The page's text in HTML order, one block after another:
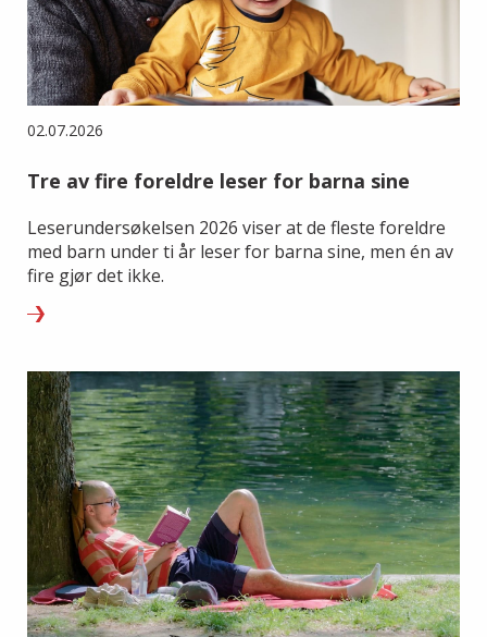
02.07.2026
Tre av fire foreldre leser for barna sine
Leserundersøkelsen 2026 viser at de fleste foreldre
med barn under ti år leser for barna sine, men én av
fire gjør det ikke.